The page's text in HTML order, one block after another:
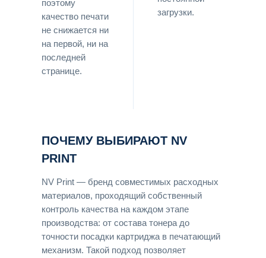
поэтому
качество печати
не снижается ни
на первой, ни на
последней
странице.
загрузки.
ПОЧЕМУ ВЫБИРАЮТ NV
PRINT
NV Print — бренд совместимых расходных
материалов, проходящий собственный
контроль качества на каждом этапе
производства: от состава тонера до
точности посадки картриджа в печатающий
механизм. Такой подход позволяет